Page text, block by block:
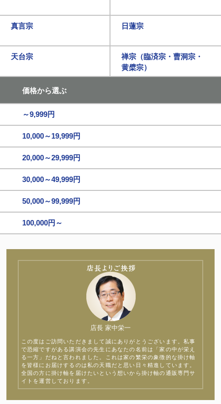
真言宗 日蓮宗
天台宗
禅宗（臨済宗・曹洞宗・
黄檗宗）
価格から選ぶ
～9,999円
10,000～19,999円
20,000～29,999円
30,000～49,999円
50,000～99,999円
100,000円～
店長 家中栄一
この度はご訪問いただきまして誠にありがとうございます。私事
で恐縮ですがある講演会の先生にあなたの名前は「家の中が栄え
る一方」だねと言われました。これは家の繁栄の象徴的な掛け軸
を皆様にお届けするのは私の天職だと思い日々精進しています。
全国の方に掛け軸を届けたいという想いから掛け軸の通販専門サ
イトを運営しております。